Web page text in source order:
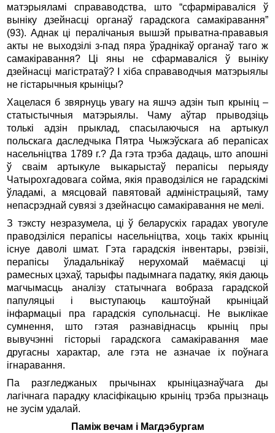
матэрыяламі справаводства, што “сфарміраваліся ў
выніку дзейнасці органаў гарадскога самакіравання”
(93). Аднак ці пералічаныя вышэй прыватна-прававыя
акты не выходзілі з-пад пяра ўраднікаў органаў таго ж
самакіравання? Ці яны не сфармаваліся ў выніку
дзейнасці магістратаў? І хіба справаводчыя матэрыялы
не гістарычныя крыніцы?
Хацелася б звярнуць увагу на яшчэ адзін тып крыніц –
статыстычныя матэрыялы. Чаму аўтар прыводзіць
толькі адзін прыклад, спасылаючыся на артыкул
польскага даследчыка Пятра Чыжэўскага аб перапісах
насельніцтва 1789 г.? Да гэта трэба дадаць, што апошні
ў сваім артыкуле выкарыстаў перапісы перыяду
Чатырохгадовага сойма, якія праводзіліся не гарадскімі
ўладамі, а мясцовай павятовай адміністрацыяй, таму
непасрэднай сувязі з дзейнасцю самакіравання не мелі.
З тэксту незразумела, ці ў беларускіх гарадах увогуле
праводзіліся перапісы насельніцтва, хоць такіх крыніц
існуе даволі шмат. Гэта гарадскія інвентары, рэвізіі,
перапісы ўладальнікаў нерухомай маёмасці ці
рамесных цэхаў, тарыфы падымнага падатку, якія даюць
магчымасць аналізу статычнага вобраза гарадской
папуляцыі і выступаюць каштоўнай крыніцай
інфармацыі пра гарадскія супольнасці. Не выклікае
сумнення, што гэтая разнавіднасць крыніц пры
вывучэнні гісторыі гарадскога самакіравання мае
другасны характар, але гэта не азначае іх поўнага
ігнаравання.
Па разгледжаных прычынах крыніцазнаўчага ды
лагічнага парадку класіфікацыю крыніц трэба прызнаць
не зусім удалай.
Паміж вечам і Магдэбургам